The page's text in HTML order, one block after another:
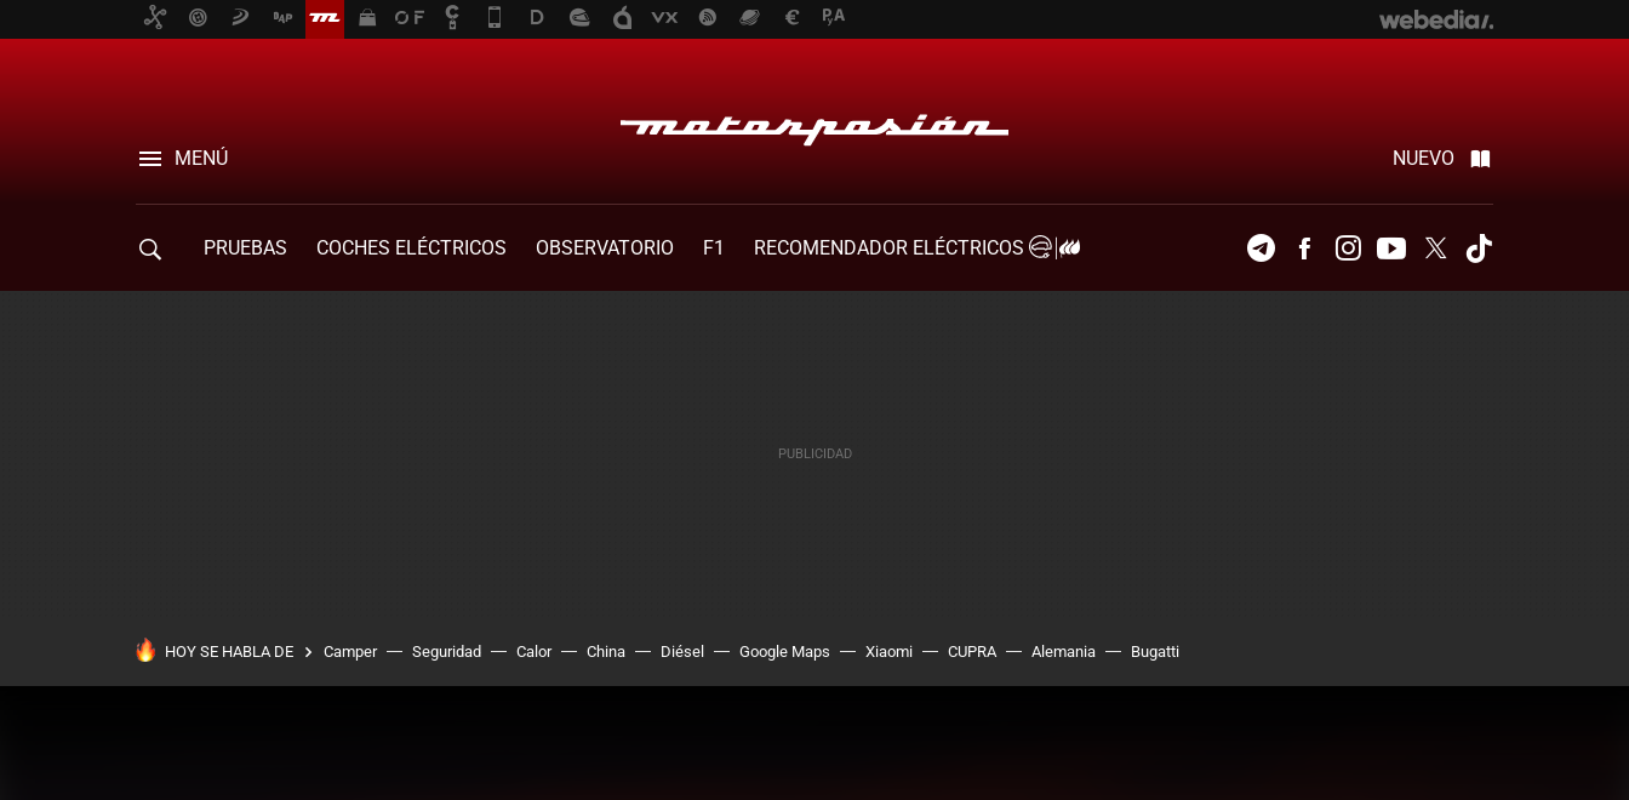
MENÚ NUEVO
PRUEBAS COCHES ELÉCTRICOS OBSERVATORIO F1
RECOMENDADOR ELÉCTRICOS
TelegramFacebookInstagramYoutubeTwitter
HOY SE HABLA DE Camper Seguridad Calor China Diésel Google Maps Xiaomi CUPRA Alemania Bugatti